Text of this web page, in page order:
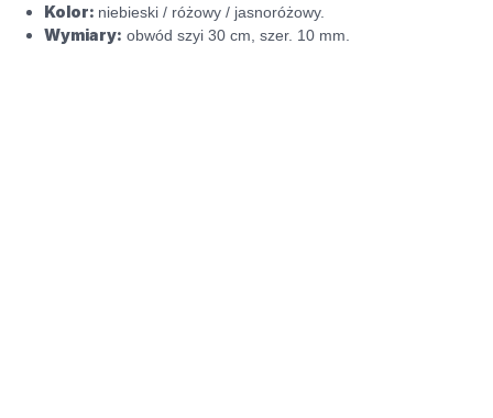
Kolor: niebieski / różowy / jasnoróżowy.
Wymiary: obwód szyi 30 cm, szer. 10 mm.